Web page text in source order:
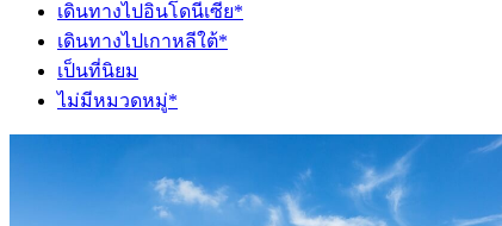
เดินทางไปอินโดนีเซีย*
เดินทางไปเกาหลีใต้*
เป็นที่นิยม
ไม่มีหมวดหมู่*